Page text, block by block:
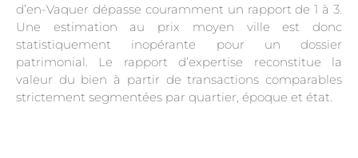
d’en-Vaquer dépasse couramment un rapport de 1 à 3.
Une estimation au prix moyen ville est donc
statistiquement inopérante pour un dossier
patrimonial. Le rapport d’expertise reconstitue la
valeur du bien à partir de transactions comparables
strictement segmentées par quartier, époque et état.